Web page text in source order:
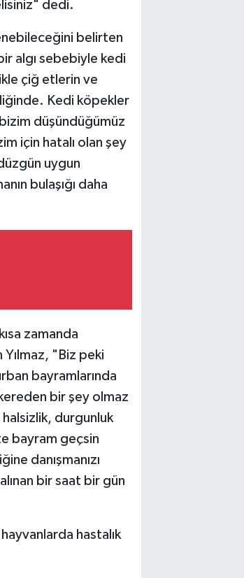
dedi.
belirten
algı sebebiyle kedi
çiğ etlerin ve
Kedi köpekler
düşündüğümüz
için hatalı olan şey
uygun
bulaşığı daha
zamanda
"Biz peki
bayramlarında
bir şey olmaz
halsizlik, durgunluk
bayram geçsin
danışmanızı
bir saat bir gün
hastalık